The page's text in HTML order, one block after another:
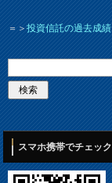
＝＞投資信託の過去成
スマホ携帯でチェック